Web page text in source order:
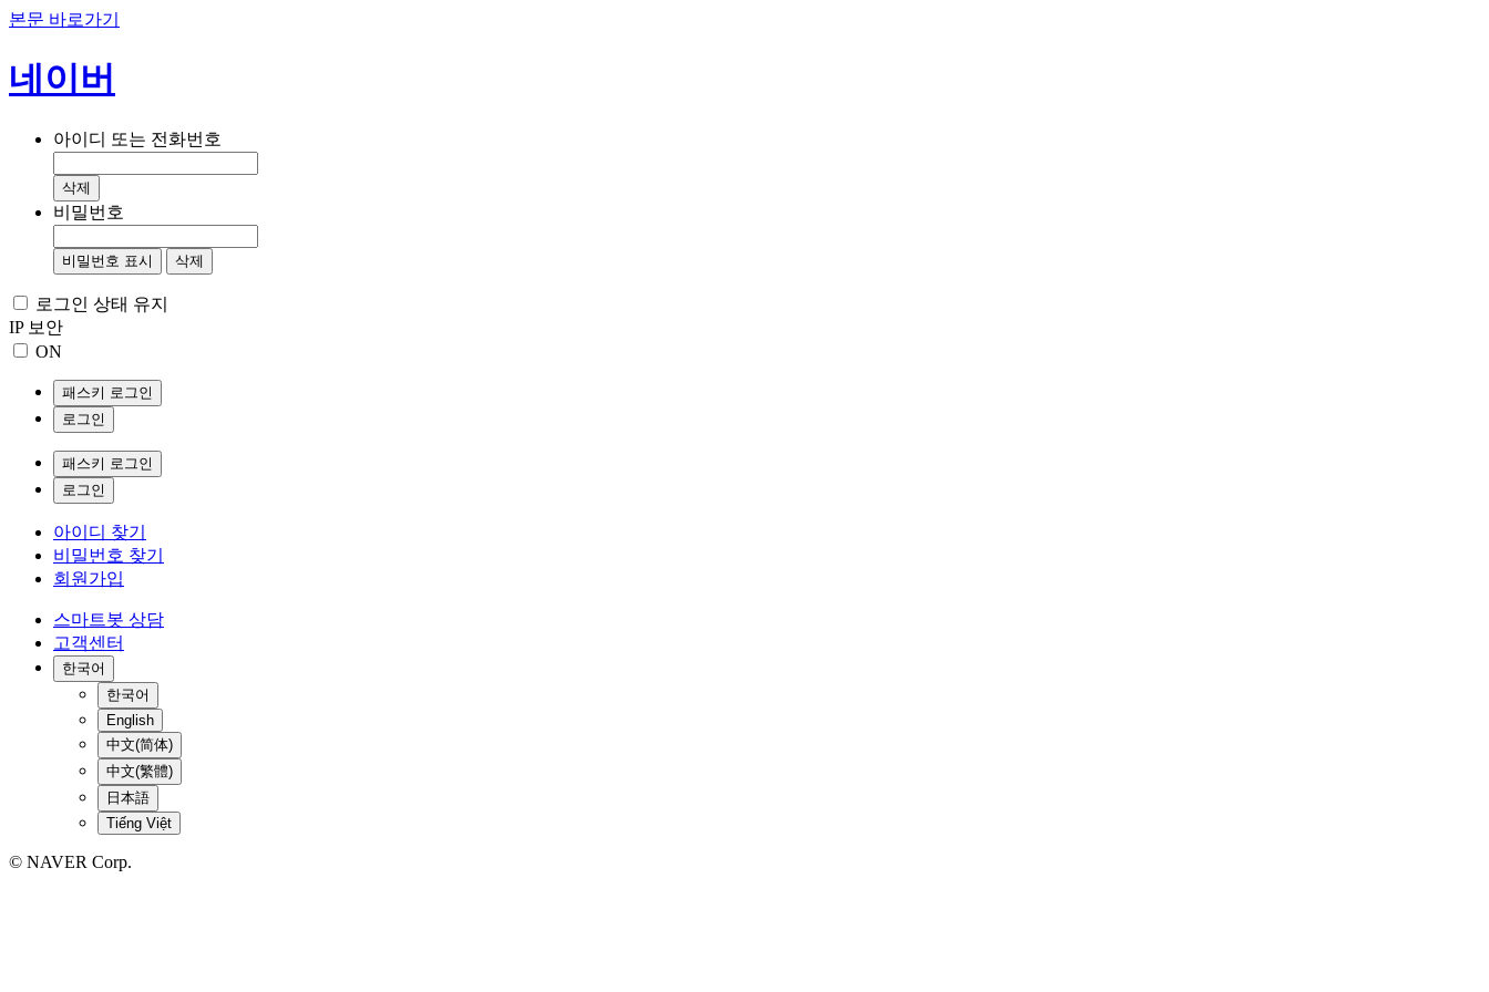
본문 바로가기
네이버
아이디 또는 전화번호
삭제
비밀번호
비밀번호 표시 삭제
로그인 상태 유지
IP 보안
ON
패스키 로그인
로그인
패스키 로그인
로그인
아이디 찾기
비밀번호 찾기
회원가입
스마트봇 상담
고객센터
한국어
한국어
English
中文(简体)
中文(繁體)
日本語
Tiếng Việt
© NAVER Corp.